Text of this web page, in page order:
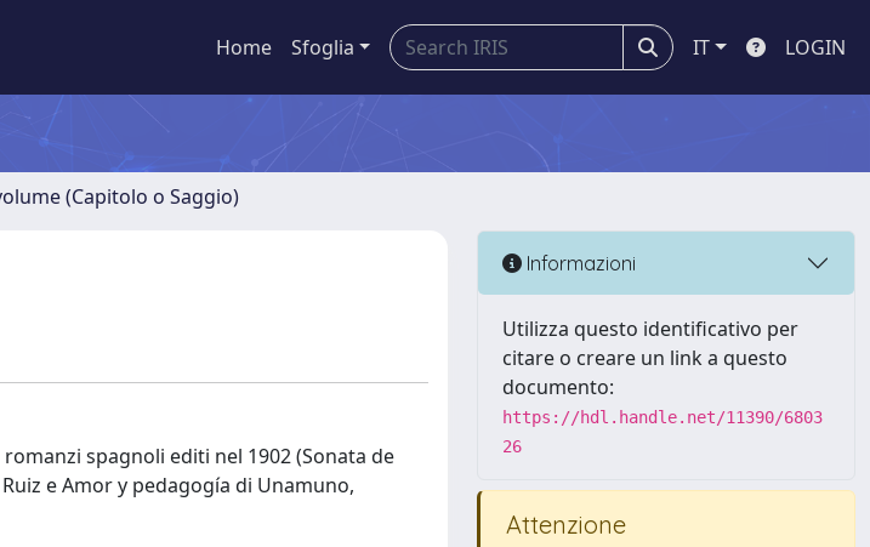
Home Sfoglia IT LOGIN
(Capitolo o Saggio)
spagnoli editi nel 1902 (Sonata de
e Amor y pedagogía di Unamuno,
Informazioni
Utilizza questo identificativo per
citare o creare un link a questo
documento:
https://hdl.handle.net/11390/6803
26
Attenzione